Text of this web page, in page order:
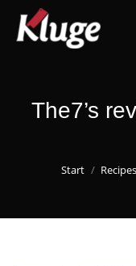
The7’s
Sie befinden
Start Recipes